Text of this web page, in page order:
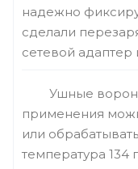
надежно
сделали
сетевой адаптер
Ушные
применения
или
температура 134